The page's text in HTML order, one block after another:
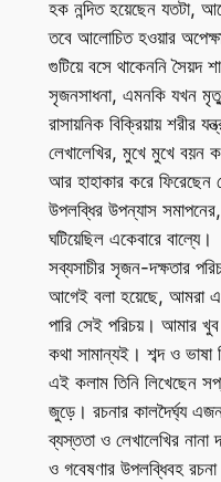
হক নন্দিত হয়েছেন যতটা,
তবে আলোচিত হওয়ার
গুটিয়ে বসে থাকেননি
সৃজনসাধনা, এমনকি যখন
রাসায়নিক বিক্রিয়ায় শরীর
লেখালেখির, মুখে মুখে বয়ন
আর হাহাকার করে ফিরেছেন
উপলব্ধির উপন্যাস
ঘটিয়েছিল একেবারে বাল্যে।
সব্যসাচীর সৃজন-দক্ষতার
আগেই বলা হয়েছে, আমরা
পারি সেই পরিচয়। আমার
কথা সামান্যই। শব্দ ও ভাষা
এই কলাম তিনি লিখেছেন
জুড়ে। রচনার কালদৈর্ঘ্য
ব্যস্ততা ও লেখালেখির
ও গবেষণার উপলব্ধিবহ রচনা